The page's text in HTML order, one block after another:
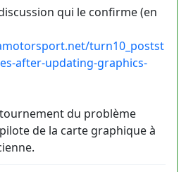
qui le confirme (en
turn10_postst
after-updating-graphics-
du problème
de la carte graphique à